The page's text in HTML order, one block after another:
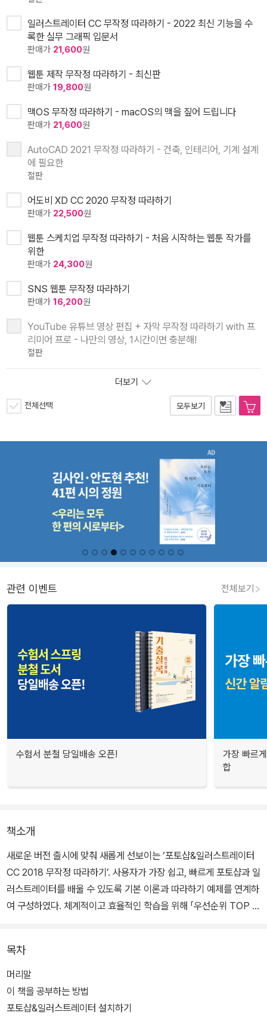
일러스트레이터 CC 무작정 따라하기 - 2022 최신 기능을 수
록한 실무 그래픽 입문서
판매가 21,600원
웹툰 제작 무작정 따라하기 - 최신판
판매가 19,800원
맥OS 무작정 따라하기 - macOS의 맥을 짚어 드립니다
판매가 21,600원
AutoCAD 2021 무작정 따라하기 - 건축, 인테리어, 기계 설계
에 필요한
절판
어도비 XD CC 2020 무작정 따라하기
판매가 22,500원
웹툰 스케치업 무작정 따라하기 - 처음 시작하는 웹툰 작가를
위한
판매가 24,300원
SNS 웹툰 무작정 따라하기
판매가 16,200원
YouTube 유튜브 영상 편집 + 자막 무작정 따라하기 with 프
리미어 프로 - 나만의 영상, 1시간이면 충분해!
절판
더보기
전체선택 모두보기
관련 이벤트 전체보기
수험서 분철 당일배송 오픈!
가장 빠르
합
책소개
새로운 버전 출시에 맞춰 새롭게 선보이는 ‘포토샵&일러스트레이터
CC 2018 무작정 따라하기’. 사용자가 가장 쉽고, 빠르게 포토샵과 일
러스트레이터를 배울 수 있도록 기본 이론과 따라하기 예제를 연계하
여 구성하였다. 체계적이고 효율적인 학습을 위해 「우선순위 TOP 2
토샵과 일러스트레이터를 마스터할 수 있게 도와준다.
어도비의 포토샵&일러스트레이터 CC 2018은 단순한 버전 업그레
이드가 아닌 새로 설치하는 신 버전이다. 처음 시작하는 초보자 또는
목차
머리말
이 책을 공부하는 방법
포토샵&일러스트레이터 설치하기